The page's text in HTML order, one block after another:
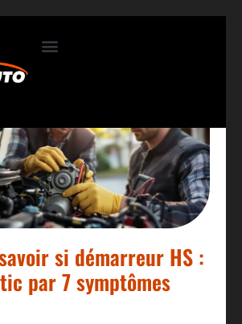
si démarreur HS :
par 7 symptômes